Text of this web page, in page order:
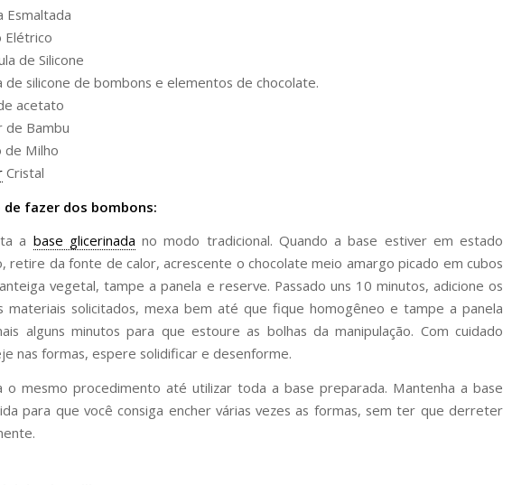
Esmaltada
Elétrico
de Silicone
de silicone de bombons e elementos de chocolate.
acetato
de Bambu
de Milho
Cristal
de fazer dos bombons:
a base glicerinada no modo tradicional. Quando a base estiver em estado
retire da fonte de calor, acrescente o chocolate meio amargo picado em cubos
vegetal, tampe a panela e reserve. Passado uns 10 minutos, adicione os
materiais solicitados, mexa bem até que fique homogêneo e tampe a panela
alguns minutos para que estoure as bolhas da manipulação. Com cuidado
nas formas, espere solidificar e desenforme.
o mesmo procedimento até utilizar toda a base preparada. Mantenha a base
para que você consiga encher várias vezes as formas, sem ter que derreter